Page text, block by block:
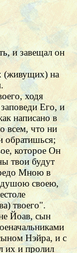
и завещал он
(живущих) на
ходя
Его, и
написано в
всем, что ни
обратишься;
которое Он
твои будут
Мною в
душою своею,
твоего".
Йоав, сын
Нэйра, и с
их и пролил